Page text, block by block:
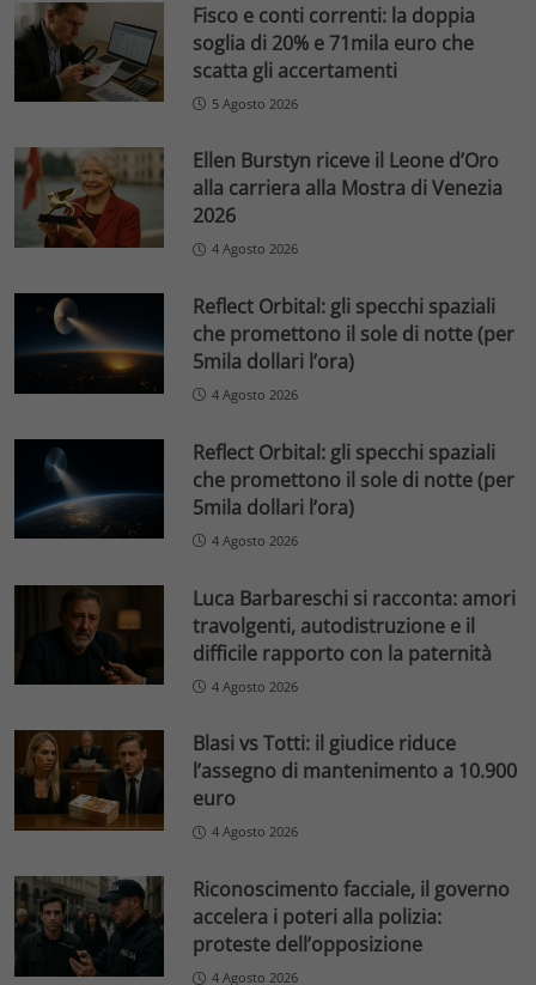
Fisco e conti correnti: la doppia
soglia di 20% e 71mila euro che
scatta gli accertamenti
5 Agosto 2026
Ellen Burstyn riceve il Leone d’Oro
alla carriera alla Mostra di Venezia
2026
4 Agosto 2026
Reflect Orbital: gli specchi spaziali
che promettono il sole di notte (per
5mila dollari l’ora)
4 Agosto 2026
Reflect Orbital: gli specchi spaziali
che promettono il sole di notte (per
5mila dollari l’ora)
4 Agosto 2026
Luca Barbareschi si racconta: amori
travolgenti, autodistruzione e il
difficile rapporto con la paternità
4 Agosto 2026
Blasi vs Totti: il giudice riduce
l’assegno di mantenimento a 10.900
euro
4 Agosto 2026
Riconoscimento facciale, il governo
accelera i poteri alla polizia:
proteste dell’opposizione
4 Agosto 2026